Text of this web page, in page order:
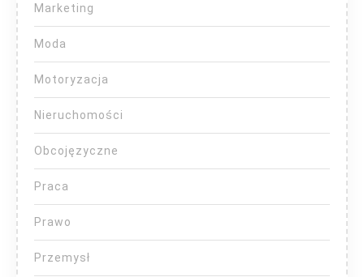
Marketing
Moda
Motoryzacja
Nieruchomości
Obcojęzyczne
Praca
Prawo
Przemysł